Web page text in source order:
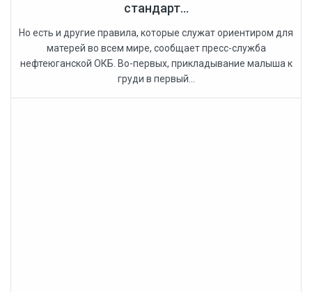
стандарт...
Но есть и другие правила, которые служат ориентиром для
матерей во всем мире, сообщает пресс-служба
нефтеюганской ОКБ. Во-первых, прикладывание малыша к
груди в первый...